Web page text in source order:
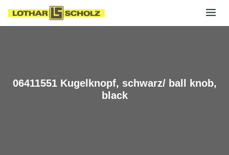
06411551 Kugelknopf, schwarz/ ball knob,
black